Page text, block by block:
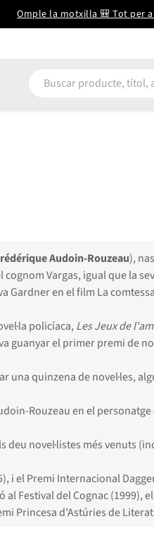
Omple la motxilla 🎒 Tot per
Audoin-Rouzeau),
Vargas, igual que la
en el film La
policíaca, Les Jeux de
guanyar el primer premi de
una quinzena de novel·les,
Rouzeau en el personatge
deu novel·listes més venuts
i el Premi Internacional
al Festival del Cognac
Princesa d'Astúries de